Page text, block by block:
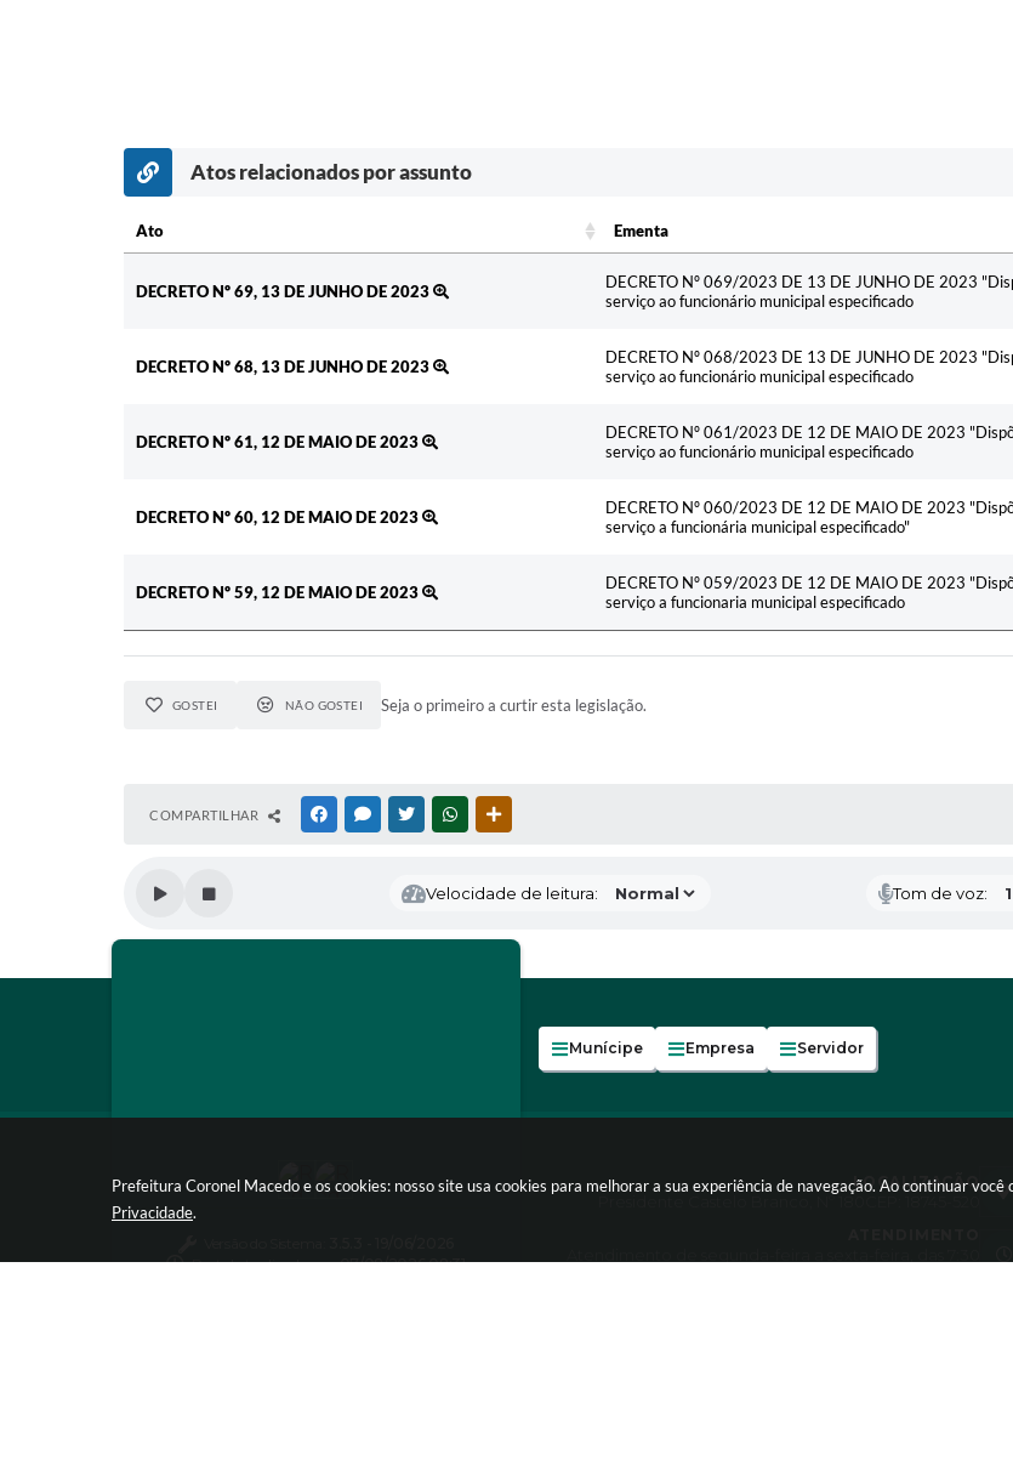
Prefeitura Coronel Macedo e os cookies: nosso site usa cookies para melhorar a sua experiência de navegação. Ao continuar você
Privacidade.
Atos relacionados por assunto
Ato Ementa
DECRETO Nº 69, 13 DE JUNHO DE 2023
DECRETO Nº 069/2023 DE 13 DE JUNHO DE 2023
serviço ao funcionário municipal especificado
DECRETO Nº 68, 13 DE JUNHO DE 2023
DECRETO Nº 068/2023 DE 13 DE JUNHO DE 2023
serviço ao funcionário municipal especificado
DECRETO Nº 61, 12 DE MAIO DE 2023
DECRETO Nº 061/2023 DE 12 DE MAIO DE 2023
serviço ao funcionário municipal especificado
DECRETO Nº 60, 12 DE MAIO DE 2023
DECRETO Nº 060/2023 DE 12 DE MAIO DE 2023
serviço a funcionária municipal especificado"
DECRETO Nº 59, 12 DE MAIO DE 2023
DECRETO Nº 059/2023 DE 12 DE MAIO DE 2023
serviço a funcionaria municipal especificado
GOSTEI NÃO GOSTEI Seja o primeiro a curtir esta legislação.
COMPARTILHAR FACEBOOKMESSENGER
TWITTERWHATSAPP
Velocidade de leitura: Tom de voz:
Munícipe Empresa Servidor
LOCALIZAÇÃO
Portal atualizado em:07/08/2026 08:31